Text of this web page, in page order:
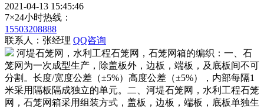
2021-04-13 15:45:46
7×24小时热线：
15503208888
联系人：张经理 QQ咨询
河堤石笼网，水利工程石笼网，石笼网箱的编织：一、石
笼网为一次成型生产，除盖板外，边板，端板，及底板间不可
分割。长度/宽度公差（±5%）高度公差（±5%），内部每隔1
米采用隔板隔成独立的单元。二、河堤石笼网，水利工程石笼
网，石笼网箱采用组装方式，盖板，边板，端板，底板单独生